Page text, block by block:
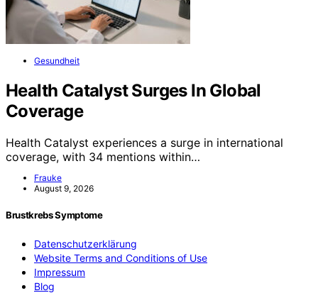
Gesundheit
Health Catalyst Surges In Global
Coverage
Health Catalyst experiences a surge in international
coverage, with 34 mentions within…
Frauke
August 9, 2026
Brustkrebs Symptome
Datenschutzerklärung
Website Terms and Conditions of Use
Impressum
Blog